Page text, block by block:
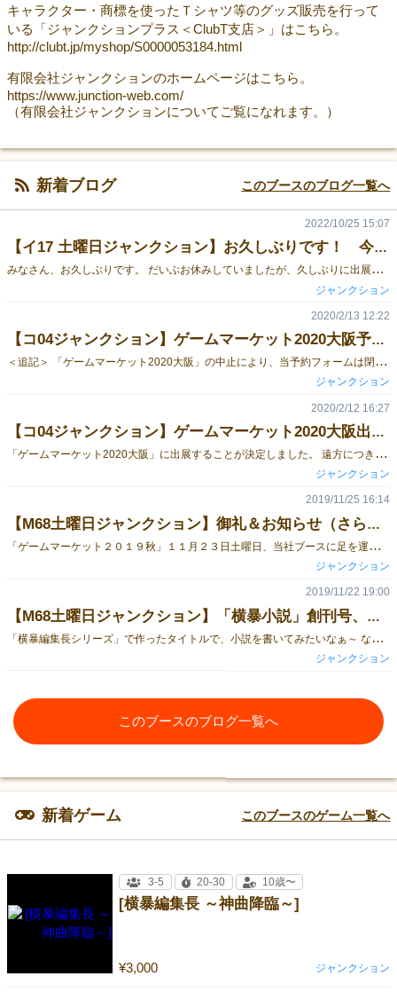
キャラクター・商標を使ったＴシャツ等のグッズ販売を行って
いる「ジャンクションプラス＜ClubT支店＞」はこちら。
http://clubt.jp/myshop/S0000053184.html
有限会社ジャンクションのホームページはこちら。
https://www.junction-web.com/
（有限会社ジャンクションについてご覧になれます。）
新着ブログ このブースのブログ一覧へ
【イ17 土曜日ジャンクション】お久しぶりです！ 今回の持ち込みアイテムです！
み
なさん、お久しぶりです。 だいぶお休みしていましたが、久しぶりに出展させていただきます。 とはいえ、まだ当社ゲームの楽しさが活きるようなワイワイ遊べる状況ではありませんので、販売のみです。 その代わりと言ってはなんですが、持ち込みアイテムは普段より格段に安くしていますので、ぜひお立ち寄りください。 なお、今回は友人サークルの「a_boost gamesさん」が出展をお休みするということなので、代わりに「a_boost gamesさん」の３アイテムも委託的な形で販売いたします。 こちらも普段当社サイトで販売しているよりお得ですので、ぜひご利用ください。 来場プレゼントのお知らせも書いていますので、ぜひ最後までお読みください。 以下、販売メニューです。 ＜＜＜今のところ、まだ最新作！！＞＞＞ 「横暴編集長～神曲降臨～」 2500円 「横暴編集長（新装版）」 2500円 「横暴編集長～ニンジャ記念日～」 2500円 「横暴編集長 ～映画三昧～」 2500円 「横暴編集長 Storage Box」（2500円）も1個だけですが販売いたします。 これはマジ早い者勝ち。「DIY卓屋」さんによる、「横暴編集長シリーズ」用の木製カードケースです。 詳しくはリンク先の当社通販ページをご覧ください。 それから、「横暴編集長シリーズ」で出来上がったタイトルを元にして作った短編小説をまとめた同人誌「横暴小説」も激安で少量販売します。 イベント特別価格として500円です。気になっていた方、いませんか？ 早い者勝ちです。 立ち読み用のサンプルも用意していますので、ぜひ読んでいってください！ 「トーテムのこころ」も、なんと！ ハーフ・大判ともに1500円で販売します。 ボードゲームサークル「a_boost gamesさん」の３アイテムも委託的に販売いたします。 ・「２つの霧 基本版」 2000円 ・「２つの霧 拡張版」 1500円 ・「SUSHIBENTO（スシベントー）」 2500円 ゲームの簡単な説明はできますが、詳しい説明は当方では難しいので、説明サイトにアクセスできるQRコードを表示する予定です。 なお今回は、以下のプレゼントを用意しています。 ＜誰にでもプレゼント＞ 「横暴編集長～神曲降臨～」のカードデザインの 「平成・令和」カード（上）2枚 「平成・令和」カード（下）2枚 のセットを、当社ブースにお立ち寄りいただいただけでプレゼントします！ ぜひゲットしてください！ 十分な数は持って行きますが、万が一なくなりましたら、ご容赦ください。 ＜購入プレゼント＞ なんでも同時に２アイテム以上をお買い上げの方に エキストラカード（上）5枚 エキストラカード（下）5枚 のセット（当社通販の購入プレゼントと同じものです）をプレゼント！ こちらは30セットのみですので、なくなりましたらご容赦ください。 可愛い当社カードゲームのチラシもぜひお持ちください！ それでは！ みなさまと会場でお会いできることを楽しみにしております。
2022/10/25 15:07
ジャンクション
【コ04ジャンクション】ゲームマーケット2020大阪予約フォームです
＜
追記＞ 「ゲームマーケット2020大阪」の中止により、当予約フォームは閉鎖しました。 また、当フォームにより予約されたアイテムは、すべてキャンセルとなりますのでご了承ください。なお、予約された方には、別途キャンセルのご案内のメールをお送りしております。 「ゲームマーケット2020大阪」にて販売予定だったアイテムについては、アークライトさまのHPにてイベント販売予定（だった）価格にて販売する予定です。どうぞご利用ください。 イベント中止は残念でしたが、ボードゲームがなくなったわけではありません。健康に注意しながら、これからも変わらず楽しんでいきましょう！！ ＜追記終了＞ 「ゲームマーケット2020大阪」用の予約フォームを作成しました。 ＜「ゲームマーケット2020大阪」予約フォーム＞ ブース番号は「コ04」です。予約フォームの注意事項をよく読んでご利用ください。 なお、予約以外の販売をしないという意味ではありません。普段よりかなり少なめのアイテム持ち込みになりますので、売り切れる可能性もあります、ということです。 現在、以下のアイテムの予約を受け付けております。 「横暴編集長（新装版）」 3000円 「横暴編集長～ニンジャ記念日～」 3000円 「横暴編集長～映画三昧～」 3000円 「横暴編集長～神曲降臨～」 3000円 「横暴編集長～中ノ章～」 1200円 「横暴小説（同人誌）」 800円 「新版トーテムのこころ ハーフ」 2000円 「新版トーテムのこころ 大判」 2500円 全て消費税込みです。 よろしくお願いいたします！
2020/2/13 12:22
ジャンクション
【コ04ジャンクション】ゲームマーケット2020大阪出展決定＆ブース番号です
「
ゲームマーケット2020大阪」に出展することが決定しました。 遠方につきスタッフ1名のみで参加です。販売ブースのみの出展となり、テストプレイスペースはありません。大阪の皆さんと盛り上がりたかったのですが、1名のみですので対応できません。すみません！ ブース番号は「コ04」です。 持っていく荷物を極力減らしたいという思いから、今回は販売アイテムの事前予約を受け付ける予定です。今週14日までに予約フォームを当社HP及びこちらのブログにアップしますので、アイテムを確実にお求めになりたい方は予約の上、ブースをお訪ねください。なお、予約以外の販売をしないという意味ではありません。普段よりかなり少なめのアイテム持ち込みになりますので、売り切れる可能性もあります、ということです。 なお、以下のアイテムの予約を受け付ける予定です。 「横暴編集長（新装版）」 3000円 「横暴編集長～ニンジャ記念日～」 3000円 「横暴編集長～映画三昧～」 3000円 「横暴編集長～神曲降臨～」 3000円 「横暴編集長～中ノ章～」 1200円 「横暴小説（同人誌）」 800円 「新版トーテムのこころ ハーフ」 2000円 「新版トーテムのこころ 大判」 2500円 全て消費税込みです。 よろしくお願いいたします！
2020/2/12 16:27
ジャンクション
【M68土曜日ジャンクション】御礼＆お知らせ（さらに追記あり：「２つの霧」に関して）
「
ゲームマーケット２０１９秋」１１月２３日土曜日、当社ブースに足を運んでくださった皆様、ありがとうございました。 今回は、今年春の新作「横暴編集長 ～神曲降臨～」を中心にテストプレイと販売をさせていただきました。 試遊していただいた方、ご購入していただいた方、皆さまに御礼申し上げます。 また、今回はアイテムによっては持ち込み数が非常に少なく、すぐに売切れになったアイテムもございました。目当てのアイテムを買えなかった方、持込みしていなかったアイテムをお求めだった方、イベント二日目の日曜日に当社ブースがあると思って探していただいた方、ガッカリさせてしまい本当に申し訳ありません。 当社アイテムは、当社直営通販サイト「ジャンクションプラス（ＢＡＳＥ店）」及び「ジャンクションプラス（Yahoo!ショッピング店）」やAmazon.co.jpなどで販売しておりますので、ぜひご覧いただければ幸いです。 さて今回は初めて当社ゲームのチラシを作成してみました。お手に取っていただけたでしょうか？ 「横暴編集長シリーズ」は、LINEのスタンプやTシャツの販売などもしているんですよ！ 詳しくはチラシの裏、通販サイトのご案内をご覧ください。 それから、「横暴編集長シリーズ」で出来上がったタイトルを元にして作った短編小説をまとめた同人誌「横暴小説」もテスト販売いたしました。 イベント特別価格として税込み800円で限定5冊を用意し販売いたしましたが、あっという間に完売しました。ありがとうございます（お読みになったかた、ぜひ感想をお知らせください！ スタッフ以外では、世界で5人しかいらっしゃいませんが）。 当日は、「横暴小説」の企画の中心人物、大地鷲さんにもご来場いただきましたよ。 大地さんは、某小説投稿サイトで「横暴小説」企画を立ち上げられました。今では、たくさんの作家さんがこの「横暴小説」に参加し投稿されています。さらにこの「横暴小説」の同人書籍化も中心となって動いて完成まで漕ぎつけた凄い方でもあります。もちろん、大地さんご自身の素晴らしい小説も掲載されていますので、ぜひお手に取っていただければと思います。 ・・・とはいえ、今のところ、お預けいただいた分は完売してしまいましたので、手に入れたい方にお届けする手段がありません。現在、当社通販サイト「ジャンクションプラス」で販売できるよう、調整をしているところです。詳細が決まり次第、当社HPやこちらのブログでご報告させていただきます。 ※：本企画は、当社が主体ではありませんので、大地さんと話し合い、書籍の販売方法や価格に関して調整をお願いする立場です。なお当社は本同人誌に対して、当社の保有する「横暴編集長」の商標使用に関して許諾をしております。 さて最後に、おそらくディープなカードゲームファンには嬉しいご報告です。 前回のバージョンでは当社通販サイトで販売して即完売したa_boost gamesさんの「２つの霧」を、今回も当社通販サイトで販売させていただくことになりました。 アイテムが到着次第、準備をして販売させていただこうと思っておりますが、諸々の事情により販売スタートは12月に入ってからとなりそうです。こちらの件も、詳細が決まり次第、当社HPやこちらのブログでご報告させていただきます。 あ、それからそれから、もう一つ報告、忘れてました！ 大阪、行きます！ 2020年3月8日の「ゲームマーケット大阪」に出展することなりました。スタッフが約1名ですので（笑）、試遊はナシで販売だけしかできませんが、関西のみなさんに直接「横暴編集長シリーズ」をお届けできればと思います。どうぞおおきに。 改めまして当社ゲームに関心を持っていただいている全ての皆様に御礼を申し上げます。 また次のイベントでお会いできますことをスタッフ一同、楽しみにしております。 今回の栄えある優秀賞たちはこちらで～す。 ＜さらに追記＞ ＜a_boost gamesさんの「２つの霧」を販売します：販売開始日時間のお知らせ＞ 「２つの霧」を１２月３日火曜日１３時より販売しましたが、５分で完売しました。 １２月中旬にもう一度販売する予定ですが、販売開始日や時間は当社通販サイトジャンクションプラスBASE店か当社HPにてご確認ください。
2019/11/25 16:14
ジャンクション
【M68土曜日ジャンクション】「横暴小説」創刊号、緊急販売決定！
「
横暴編集長シリーズ」で作ったタイトルで、小説を書いてみたいなぁ～ なんて思ったことありませんか？ 今回の「ゲームマーケット2019秋」にて、そんな思いがいっぱい詰まった同人誌「横暴小説」創刊号を部数限定で販売いたします。 ８００円（税込み） 発行部数の都合で５部しか入手できませんでしたので、早い者勝ちです！ 全８８ページ。「薄い本」だけど厚いよ～。読み応えあり！ 将来的には当社通販サイト「ジャンクションプラス」でも販売したいと思っていますが、時期や数はわかりません。ご興味ある方は、ぜひぜひ確保してくださいね！ 見本誌も置いてありますよ～ なお、本誌も「なんでも同時に２アイテム以上お買い上げ」特典の対象になります！ ではでは。 本当にこれが最後。明日お待ちしております。
2019/11/22 19:00
ジャンクション
このブースのブログ一覧へ
新着ゲーム このブースのゲーム一覧へ
[横暴編集長 ～神曲降臨～]
¥3,000
3-5 20-30 10歳〜
ジャンクション